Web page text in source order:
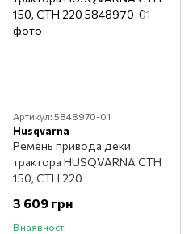
Артикул: 5848970-01
Husqvarna
Ремень привода деки
трактора HUSQVARNA CTH
150, CTH 220
3 609 грн
В наявності